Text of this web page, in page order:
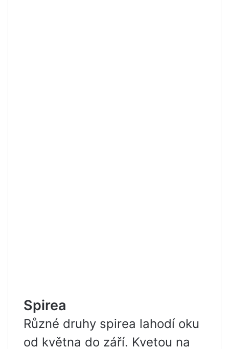
Spirea
Různé druhy spirea lahodí oku
od května do září. Kvetou na